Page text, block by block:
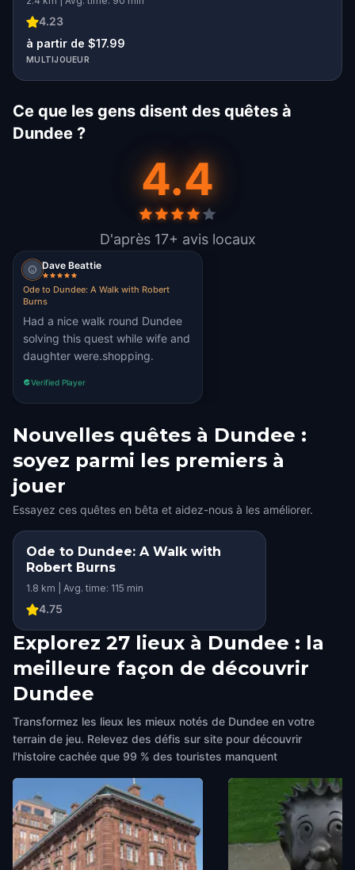
4.23
à partir de $17.99
MULTIJOUEUR
Ce que les gens disent des quêtes à
Dundee ?
4.4
D'après 17+ avis locaux
Dave Beattie
Ode to Dundee: A Walk with Robert
Burns
Had a nice walk round Dundee
solving this quest while wife and
daughter were.shopping.
Verified Player
Nouvelles quêtes à Dundee :
soyez parmi les premiers à
jouer
Essayez ces quêtes en bêta et aidez-nous à les améliorer.
Ode to Dundee: A Walk with
Robert Burns
1.8 km | Avg. time: 115 min
4.75
Explorez 27 lieux à Dundee : la
meilleure façon de découvrir
Dundee
Transformez les lieux les mieux notés de Dundee en votre
terrain de jeu. Relevez des défis sur site pour découvrir
l'histoire cachée que 99 % des touristes manquent